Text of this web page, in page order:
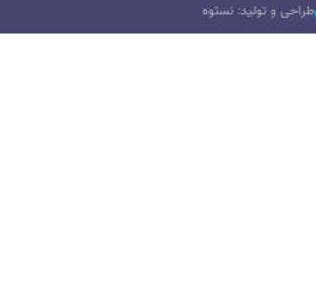
طراحی و تولید: نستوه